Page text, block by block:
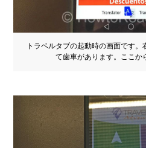
トラベルタブの起動時の画面です
て歯車があります。ここか